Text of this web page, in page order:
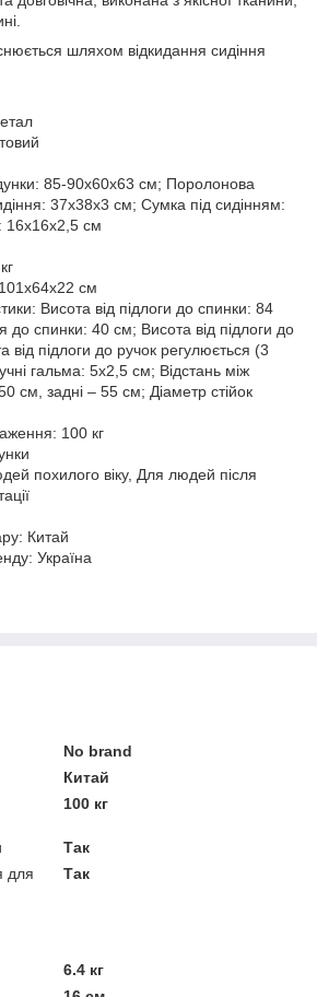
шляхом відкидання сидіння
85-90x60x63 см; Поролонова
37х38х3 см; Сумка під сидінням:
16х16х2,5 см
см
Висота від підлоги до спинки: 84
до спинки: 40 см; Висота від підлоги до
від підлоги до ручок регулюється (3
гальма: 5х2,5 см; Відстань між
см, задні – 55 см; Діаметр стійок
100 кг
похилого віку, Для людей після
Китай
Україна
No brand
Китай
100 кг
Так
для
Так
6.4 кг